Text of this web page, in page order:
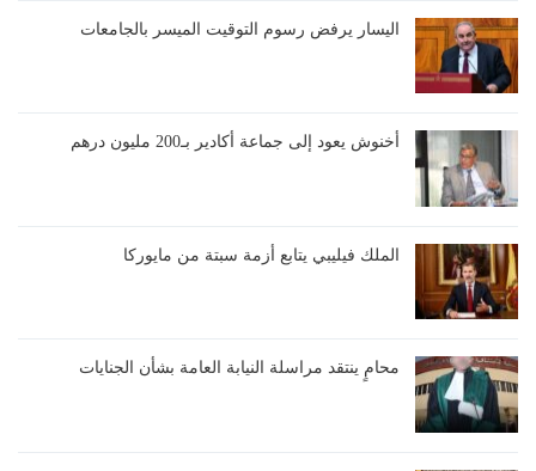
اليسار يرفض رسوم التوقيت الميسر بالجامعات
أخنوش يعود إلى جماعة أكادير بـ200 مليون درهم
الملك فيليبي يتابع أزمة سبتة من مايوركا
محامٍ ينتقد مراسلة النيابة العامة بشأن الجنايات